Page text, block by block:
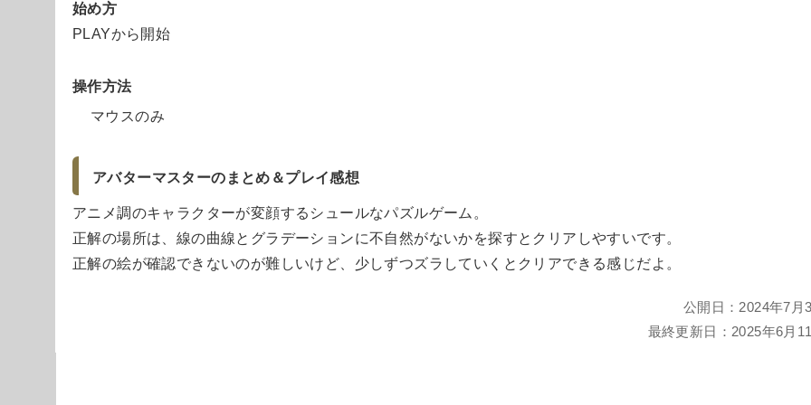
始め方
PLAYから開始
操作方法
マウスのみ
アバターマスターのまとめ＆プレイ感想
アニメ調のキャラクターが変顔するシュールなパズルゲーム。
正解の場所は、線の曲線とグラデーションに不自然がないかを探すとクリアしやすいです。
正解の絵が確認できないのが難しいけど、少しずつズラしていくとクリアできる感じだよ。
公開日：2024年7月
最終更新日： 2025年6月